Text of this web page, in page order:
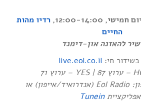
12:00-14:00,
רדיו מהות
החיים
בשידור חי:live.eol.co.il
אפליקציה לסמרטפון: Eol Radio (אנדרואיד/אייפון) או
Tunein